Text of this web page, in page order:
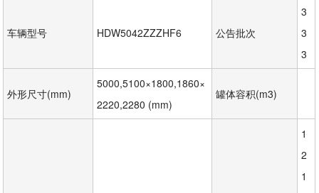
车辆型号 HDW5042ZZZHF6 公告批次
3
3
3
外形尺寸(mm)
5000,5100×1800,1860×
2220,2280 (mm)
罐体容积(m3)
1
2
1